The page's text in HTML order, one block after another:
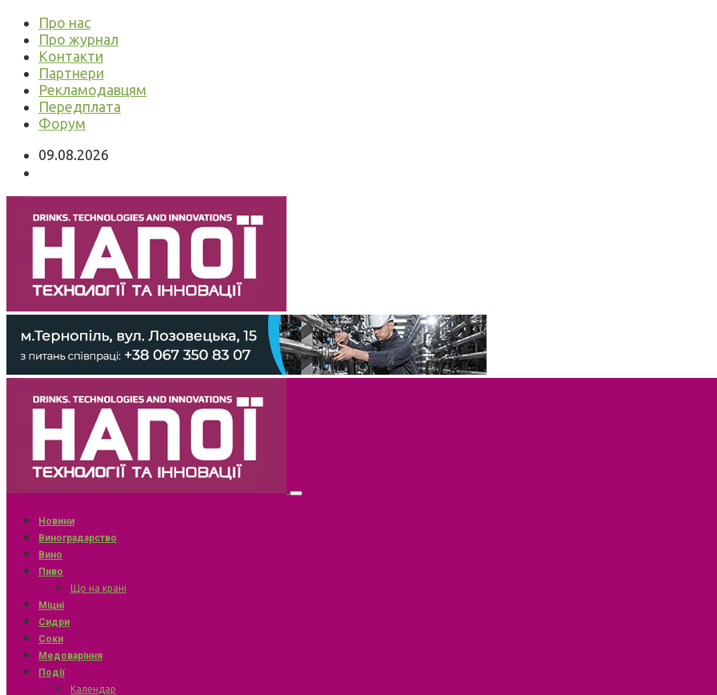
Про нас
Про журнал
Контакти
Партнери
Рекламодавцям
Передплата
Форум
09.08.2026
Новини
Виноградарство
Вино
Пиво
Що на крані
Міцні
Сидри
Соки
Медоваріння
Події
Календар